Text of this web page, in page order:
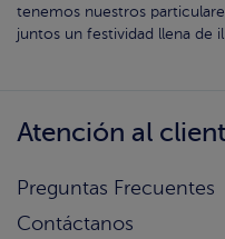
tenemos nuestros
juntos un festividad llena de
Atención al
Preguntas Frecuentes
Contáctanos